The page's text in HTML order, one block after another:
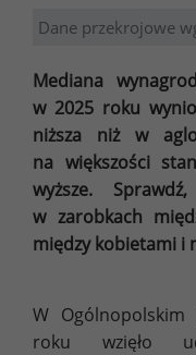
Dane przekrojowe
Mediana
w 2025 roku
niższa niż w
na większości
wyższe.
w zarobkach
między kobietami i
W Ogólnopolskim
roku wzięło